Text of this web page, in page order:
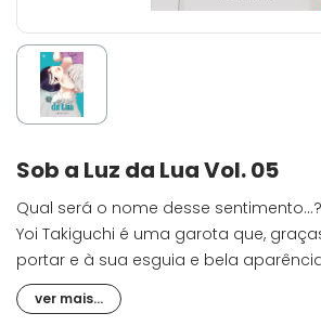
Sob a Luz da Lua Vol. 05
Qual será o nome desse sentimento...?
Yoi Takiguchi é uma garota que,
portar e à sua esguia e bela
"príncipe" pelos colegas. Certo dia, ela
conhecendo Ichimura, o outro
ver mais...